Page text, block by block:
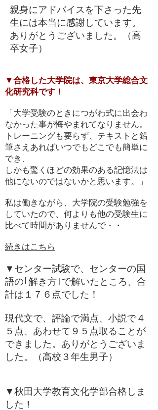
親身にアドバイスを下さった先
生には本当に感謝しています。
ありがとうございました。（高
卒女子）
▼合格した大学院は、東京大学総合文
化研究科です！
「大学受験のときにつがわ式に出会わ
なかった事が悔やまれてなりません。
トレーニングも要らず、テキストと鉛
筆さえあればいつでもどこでも簡単に
でき、
しかも驚くほどの効果のある記憶法は
他にないのではないかと思います。」
私は働きながら、大学院の受験勉強を
していたので、何よりも他の受験生に
比べて時間がありませんで・・
続きはこちら
▼センター試験で、センターの国
語の｢解き方｣で解いたところ、合
計は１７６点でした！
現代文で、評論で満点、小説で４
５点、あわせて９５点取ることが
できました。ありがとうございま
した。（高校３年生男子）
▼秋田大学教育文化学部合格しま
した！